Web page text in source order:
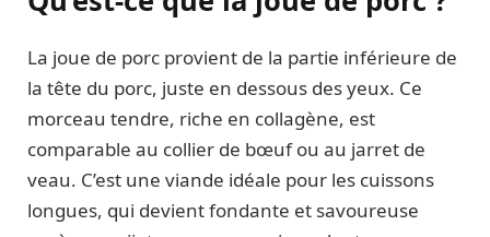
La joue de porc provient de la partie inférieure de
la tête du porc, juste en dessous des yeux. Ce
morceau tendre, riche en collagène, est
comparable au collier de bœuf ou au jarret de
veau. C’est une viande idéale pour les cuissons
longues, qui devient fondante et savoureuse